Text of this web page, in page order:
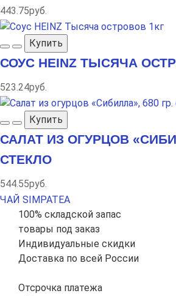
443.75руб.
Купить
СОУС HEINZ ТЫСЯЧА
523.24руб.
Купить
САЛАТ ИЗ ОГУРЦОВ
СТЕКЛО
544.55руб.
ЧАЙ SIMPATEA
100% складской запас
товары под заказ
Индивидуальные скидки
Доставка по всей России
Отсрочка платежа